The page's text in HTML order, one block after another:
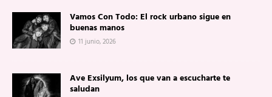
Vamos Con Todo: El rock urbano sigue en
buenas manos
11 junio, 2026
Ave Exsilyum, los que van a escucharte te
saludan